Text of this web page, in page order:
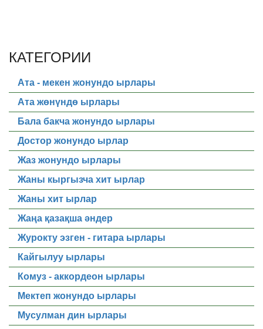
КАТЕГОРИИ
Ата - мекен жонундо ырлары
Ата жөнүндө ырлары
Бала бакча жонундо ырлары
Достор жонундо ырлар
Жаз жонундо ырлары
Жаны кыргызча хит ырлар
Жаны хит ырлар
Жаңа қазақша әндер
Журокту эзген - гитара ырлары
Кайгылуу ырлары
Комуз - аккордеон ырлары
Мектеп жонундо ырлары
Мусулман дин ырлары